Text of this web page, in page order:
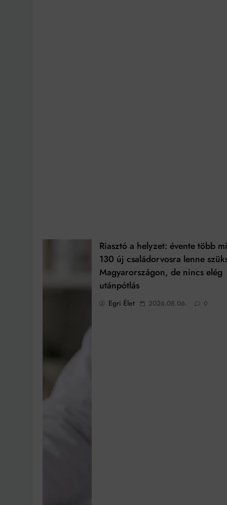
Riasztó a helyzet: évente több
130 új családorvosra lenne
Magyarországon, de nincs elég
utánpótlás
Egri Élet 2026.08.06. 0